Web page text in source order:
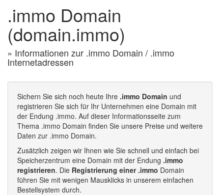
.immo Domain
(domain.immo)
» Informationen zur .immo Domain / .immo
Internetadressen
Sichern Sie sich noch heute Ihre .immo Domain und
registrieren Sie sich für Ihr Unternehmen eine Domain mit
der Endung .immo. Auf dieser Informationsseite zum
Thema .immo Domain finden Sie unsere Preise und weitere
Daten zur .immo Domain.
Zusätzlich zeigen wir Ihnen wie Sie schnell und einfach bei
Speicherzentrum eine Domain mit der Endung .immo
registrieren. Die Registrierung einer .immo Domain
führen Sie mit wenigen Mausklicks in unserem einfachen
Bestellsystem durch.